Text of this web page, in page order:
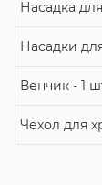
Насадка
Насадки
Венчик - 1
Чехол для